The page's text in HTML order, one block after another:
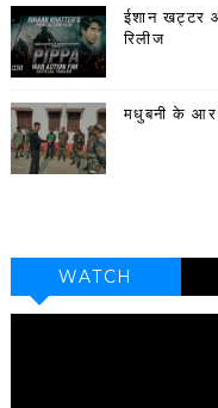
ईशान खट्टर
रिलीज
मधुबनी के आर
WATCH